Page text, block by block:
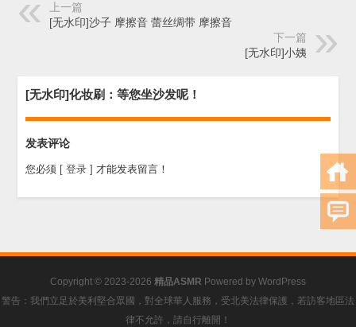
上一篇
[无水印]沙子 摩擦音 蕾丝绸带 摩擦音
下一篇
[无水印]小姨
[无水印]化妆刷：等您坐沙发呢！
发表评论
您必须 [ 登录 ] 才能发表留言！
Copyright © 2023-2026 精品ASMR Powered by WordPress
警告：我們立足於美利堅合眾國，對全球華人服務，受北美法律保護，若訪客地區法
律不允許，請自行離開！